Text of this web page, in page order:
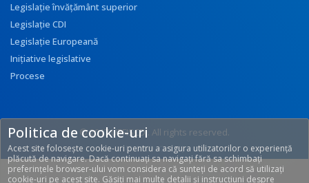
Legislație învățământ superior
Legislație CDI
Legislație Europeană
Inițiative legislative
Procese
© 2017 UEFISCDI. All rights reserved.
[T: 0.309, O: 113]
Politica de cookie-uri
Acest site folosește cookie-uri pentru a asigura utilizatorilor o experiență
plăcută de navigare. Dacă continuați sa navigați fără sa schimbați
preferințele browser-ului vom considera că sunteți de acord să utilizați
cookie-uri pe acest site. Găsiți mai multe detalii și instrucțiuni despre